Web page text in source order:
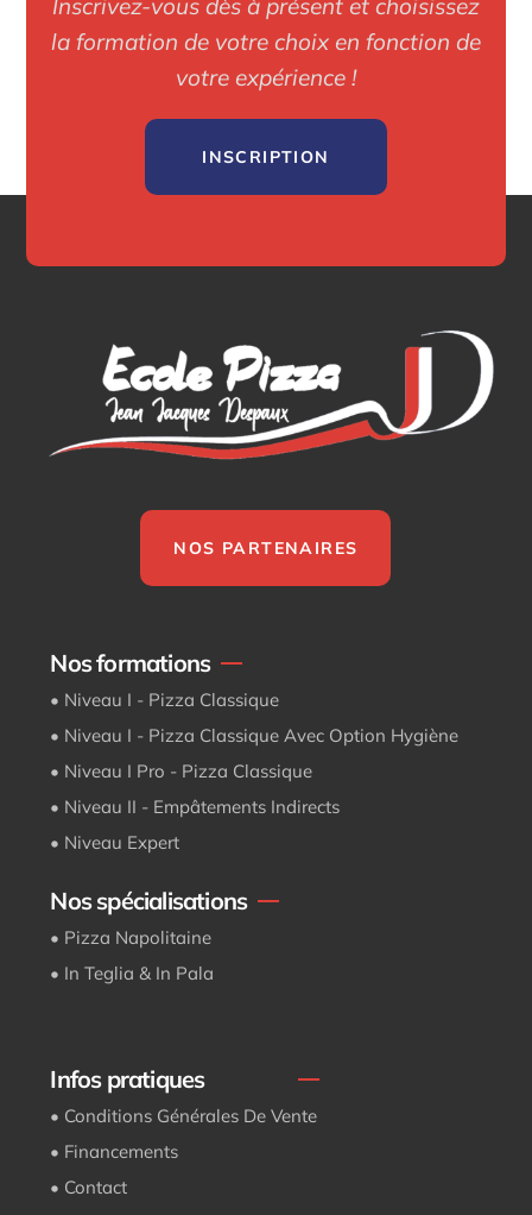
Inscrivez-vous dès à présent et choisissez
la formation de votre choix en fonction de
votre expérience !
INSCRIPTION
NOS PARTENAIRES
Nos formations
• Niveau I - Pizza Classique
• Niveau I - Pizza Classique Avec Option Hygiène
• Niveau I Pro - Pizza Classique
• Niveau II - Empâtements Indirects
• Niveau Expert
Nos spécialisations
• Pizza Napolitaine
• In Teglia & In Pala
Infos pratiques
• Conditions Générales De Vente
• Financements
• Contact